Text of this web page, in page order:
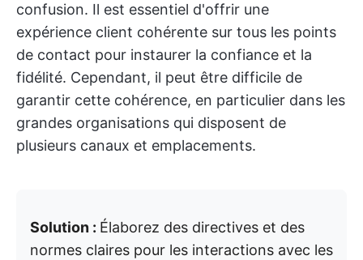
confusion. Il est essentiel d'offrir une
expérience client cohérente sur tous les points
de contact pour instaurer la confiance et la
fidélité. Cependant, il peut être difficile de
garantir cette cohérence, en particulier dans les
grandes organisations qui disposent de
plusieurs canaux et emplacements.
Solution : Élaborez des directives et des
normes claires pour les interactions avec les